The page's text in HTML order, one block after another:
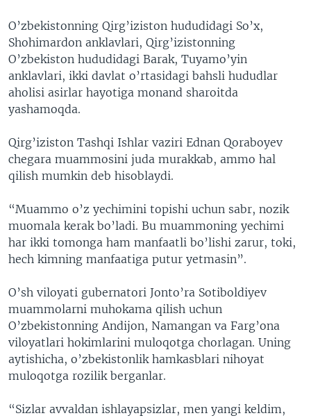
O’zbekistonning Qirg’iziston hududidagi So’x,
Shohimardon anklavlari, Qirg’izistonning
O’zbekiston hududidagi Barak, Tuyamo’yin
anklavlari, ikki davlat o’rtasidagi bahsli hududlar
aholisi asirlar hayotiga monand sharoitda
yashamoqda.
Qirg’iziston Tashqi Ishlar vaziri Ednan Qoraboyev
chegara muammosini juda murakkab, ammo hal
qilish mumkin deb hisoblaydi.
“Muammo o’z yechimini topishi uchun sabr, nozik
muomala kerak bo’ladi. Bu muammoning yechimi
har ikki tomonga ham manfaatli bo’lishi zarur, toki,
hech kimning manfaatiga putur yetmasin”.
O’sh viloyati gubernatori Jonto’ra Sotiboldiyev
muammolarni muhokama qilish uchun
O’zbekistonning Andijon, Namangan va Farg’ona
viloyatlari hokimlarini muloqotga chorlagan. Uning
aytishicha, o’zbekistonlik hamkasblari nihoyat
muloqotga rozilik berganlar.
“Sizlar avvaldan ishlayapsizlar, men yangi keldim,